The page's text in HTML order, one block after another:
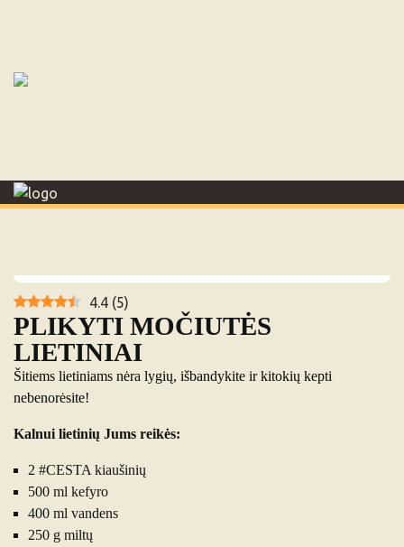
4.4 (5)
PLIKYTI MOČIUTĖS
LIETINIAI
Šitiems lietiniams nėra lygių, išbandykite ir kitokių kepti
nebenorėsite!
Kalnui lietinių Jums reikės:
2 #CESTA kiaušinių
500 ml kefyro
400 ml vandens
250 g miltų